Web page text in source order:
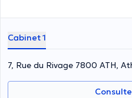
Cabinet 1
7, Rue du Rivage 7800 ATH,